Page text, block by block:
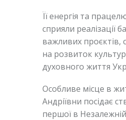
Її енергія та
сприяли реалізації
важливих проєктів,
на розвиток
духовного життя
Особливе місце в
Андріївни посідає
першої в Незалежній